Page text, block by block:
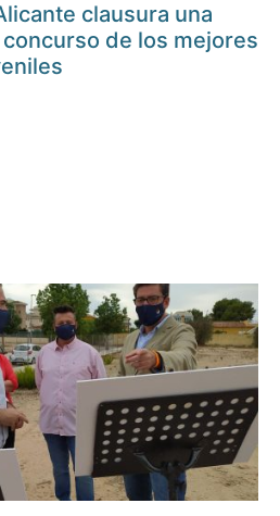
clausura una
de los mejores